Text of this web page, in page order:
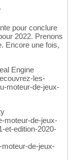
pour conclure
2022. Prenons
Encore une fois,
Engine
les-
moteur-de-jeux-
moteur-de-jeux-
et-edition-2020-
de-jeux-